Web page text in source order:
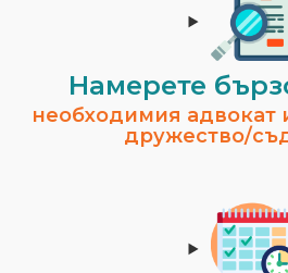
Намерете
необходимия адвокат
дружество/